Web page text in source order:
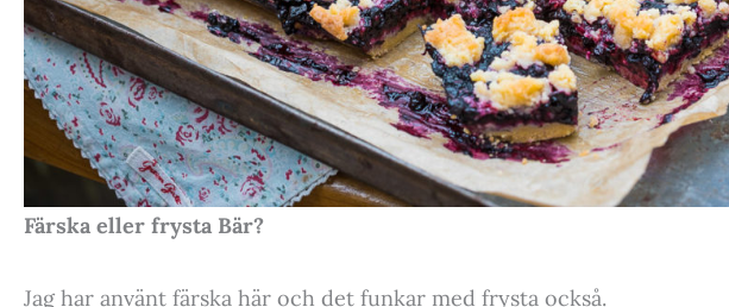
Färska eller frysta Bär?
Jag har använt färska här och det funkar med frysta också.